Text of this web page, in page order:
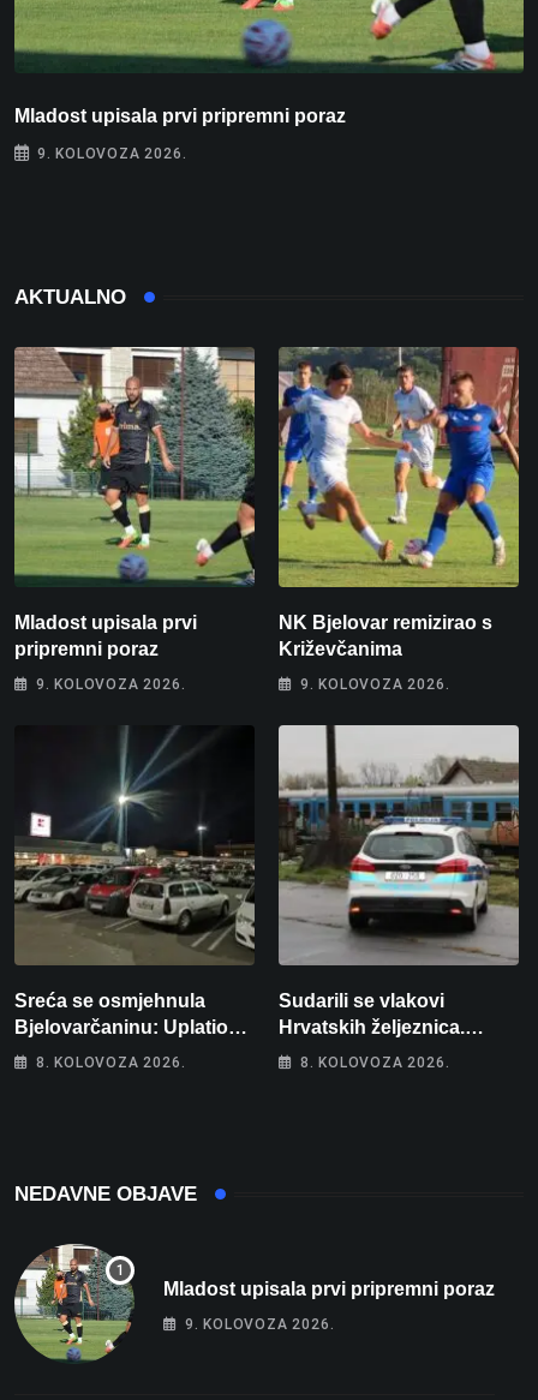
Mladost upisala prvi pripremni poraz
9. KOLOVOZA 2026.
AKTUALNO
Mladost upisala prvi
pripremni poraz
9. KOLOVOZA 2026.
NK Bjelovar remizirao s
Križevčanima
9. KOLOVOZA 2026.
Sreća se osmjehnula
Bjelovarčaninu: Uplatio
samo 4 eura, a osvojio
8. KOLOVOZA 2026.
Sudarili se vlakovi
Hrvatskih željeznica.
Šestero osoba teško
8. KOLOVOZA 2026.
NEDAVNE OBJAVE
Mladost upisala prvi pripremni poraz
9. KOLOVOZA 2026.